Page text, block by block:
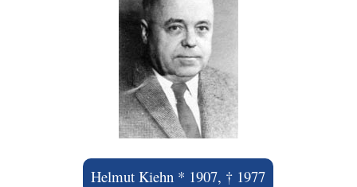
Helmut Kiehn * 1907, † 1977